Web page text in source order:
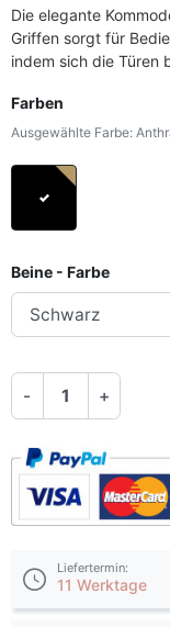
Die elegante
Griffen sorgt für
indem sich die Türen
Farben
Ausgewählte Farbe:
Anthrazit /
Beine - Farbe
- +
Liefertermin:
11 Werktage